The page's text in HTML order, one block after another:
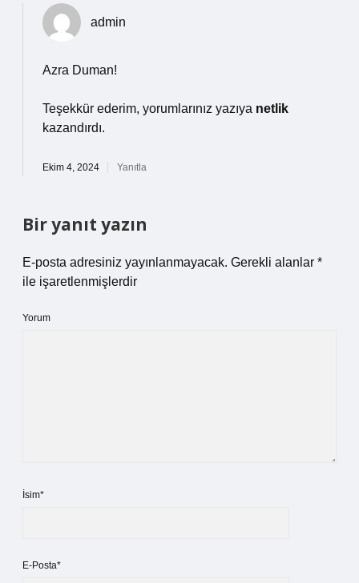
admin
Azra Duman!
Teşekkür ederim, yorumlarınız yazıya netlik
kazandırdı.
Ekim 4, 2024 Yanıtla
Bir yanıt yazın
E-posta adresiniz yayınlanmayacak. Gerekli alanlar *
ile işaretlenmişlerdir
Yorum
İsim*
E-Posta*